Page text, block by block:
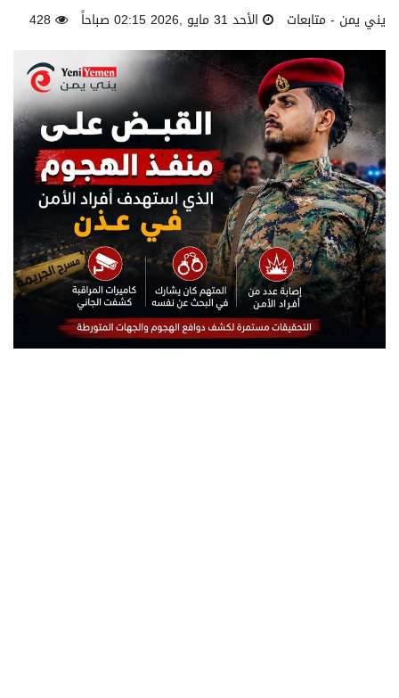
يني يمن - متابعات الأحد 31 مايو ,2026 02:15 صباحاً 428